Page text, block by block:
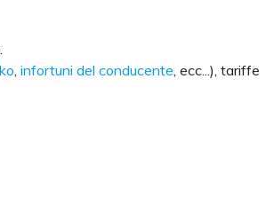
, infortuni del conducente, ecc...), tariffe